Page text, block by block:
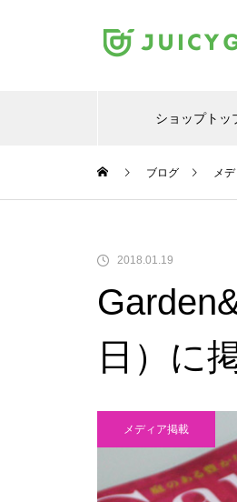
ショップトッ
ブログ メ
2018.01.19
日）に
メディア掲載